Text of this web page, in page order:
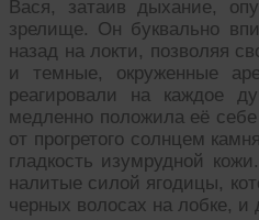
Вася, затаив дыхание,
зрелище. Он буквально
назад на локти, позволяя
и темные, окруженные
реагировали на каждое
медленно положила её
от прогретого солнцем
гладкость изумрудной
налитые силой ягодицы,
черных волосах на лобке, и